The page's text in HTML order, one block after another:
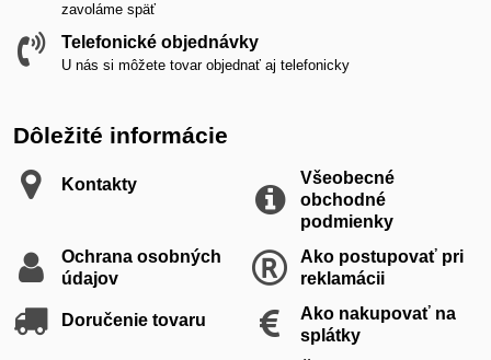
zavoláme späť
Telefonické objednávky
U nás si môžete tovar objednať aj telefonicky
Dôležité informácie
Kontakty
Všeobecné
obchodné
podmienky
Ochrana osobných
údajov
Ako postupovať pri
reklamácii
Doručenie tovaru
Ako nakupovať na
splátky